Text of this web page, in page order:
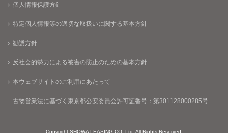
個人情報保護方針
特定個人情報等の適切な取扱いに関する基本方針
勧誘方針
反社会的勢力による被害の防止のための基本方針
本ウェブサイトのご利用にあたって
古物営業法に基づく東京都公安委員会許可証番号：第301128000285号
Copyright SHOWA LEASING CO.,Ltd. All Rights Reserved.